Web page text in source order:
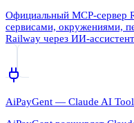
Официальный MCP-сервер
сервисами, окружениями,
Railway через ИИ-
AiPayGent — Claude AI